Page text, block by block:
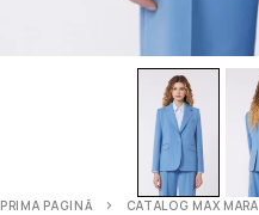
PRIMA PAGINĂ CATALOG MAX MARA